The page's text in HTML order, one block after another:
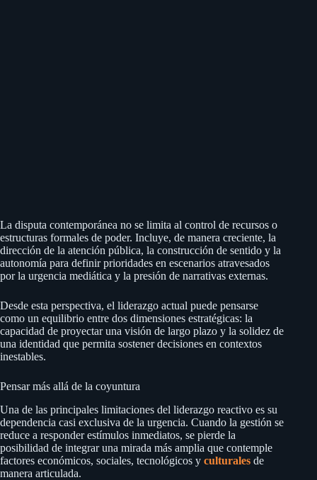
La disputa contemporánea no se limita al control de recursos o
estructuras formales de poder. Incluye, de manera creciente, la
dirección de la atención pública, la construcción de sentido y la
autonomía para definir prioridades en escenarios atravesados
por la urgencia mediática y la presión de narrativas externas.
Desde esta perspectiva, el liderazgo actual puede pensarse
como un equilibrio entre dos dimensiones estratégicas: la
capacidad de proyectar una visión de largo plazo y la solidez de
una identidad que permita sostener decisiones en contextos
inestables.
Pensar más allá de la coyuntura
Una de las principales limitaciones del liderazgo reactivo es su
dependencia casi exclusiva de la urgencia. Cuando la gestión se
reduce a responder estímulos inmediatos, se pierde la
posibilidad de integrar una mirada más amplia que contemple
factores económicos, sociales, tecnológicos y culturales de
manera articulada.